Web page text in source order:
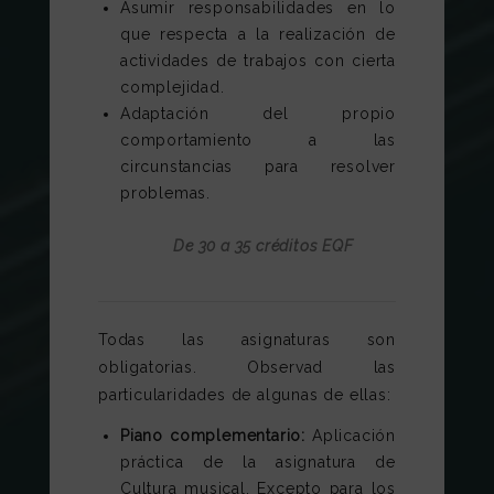
Asumir responsabilidades en lo
que respecta a la realización de
actividades de trabajos con cierta
complejidad.
Adaptación del propio
comportamiento a las
circunstancias para resolver
problemas.
De 30 a 35 créditos EQF
Todas las asignaturas son
obligatorias. Observad las
particularidades de algunas de ellas:
Piano complementario: Aplicación
práctica de la asignatura de
Cultura musical. Excepto para los